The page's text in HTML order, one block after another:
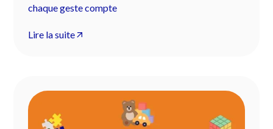
chaque geste compte
Lire la suite